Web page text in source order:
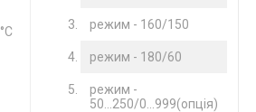
режим - 160/150
режим - 180/60
режим -
50...250/0...999(опція)